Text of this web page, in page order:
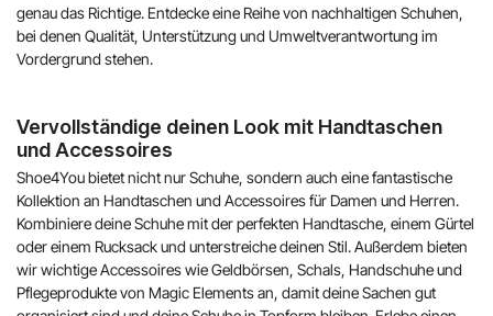
genau das Richtige. Entdecke eine Reihe von nachhaltigen Schuhen,
bei denen Qualität, Unterstützung und Umweltverantwortung im
Vordergrund stehen.
Vervollständige deinen Look mit Handtaschen
und Accessoires
Shoe4You bietet nicht nur Schuhe, sondern auch eine fantastische
Kollektion an Handtaschen und Accessoires für Damen und Herren.
Kombiniere deine Schuhe mit der perfekten Handtasche, einem Gürtel
oder einem Rucksack und unterstreiche deinen Stil. Außerdem bieten
wir wichtige Accessoires wie Geldbörsen, Schals, Handschuhe und
Pflegeprodukte von Magic Elements an, damit deine Sachen gut